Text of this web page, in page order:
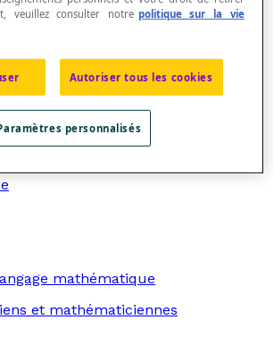
du temps
mathématique
et mathématiciennes
veuillez consulter notre politique sur la vie
Autoriser tous les cookies
personnalisés